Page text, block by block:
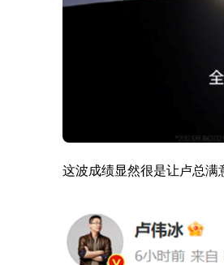
这波成绩显然很是让卢总满